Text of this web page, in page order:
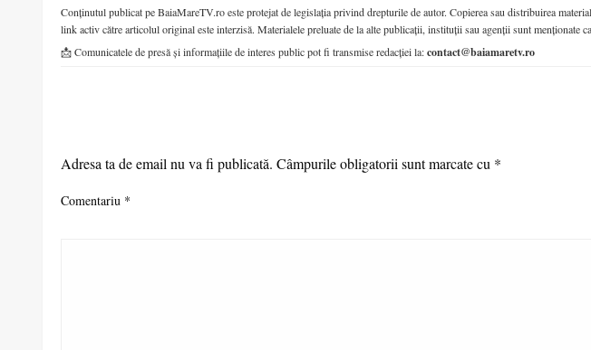
Conținutul publicat pe BaiaMareTV.ro este protejat de legislația privind drepturile de autor. Copierea sau distribuirea
link activ către articolul original este interzisă. Materialele preluate de la alte publicații, instituții sau agenții sunt menționate
📩 Comunicatele de presă și informațiile de interes public pot fi transmise redacției la:contact@baiamaretv.ro
Adresa ta de email nu va fi publicată. Câmpurile obligatorii sunt marcate cu *
Comentariu *